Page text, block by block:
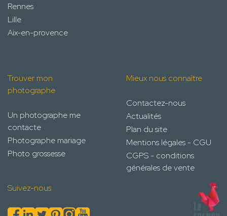
Rennes
Lille
Aix-en-provence
Trouver mon
photographe
Un photographe me
contacte
Photographe mariage
Photo grossesse
Mieux nous connaître
Contactez-nous
Actualités
Plan du site
Mentions légales - CGU
CGPS - conditions
générales de vente
Suivez-nous